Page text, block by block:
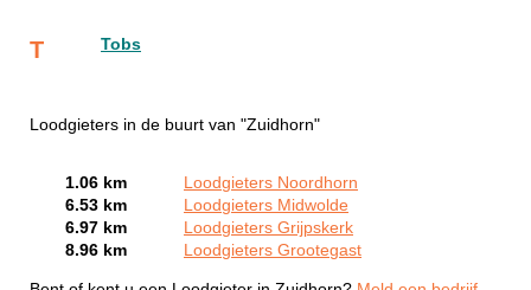
T Tobs
Loodgieters in de buurt van "Zuidhorn"
1.06 km
Loodgieters Noordhorn
6.53 km
Loodgieters Midwolde
6.97 km
Loodgieters Grijpskerk
8.96 km
Loodgieters Grootegast